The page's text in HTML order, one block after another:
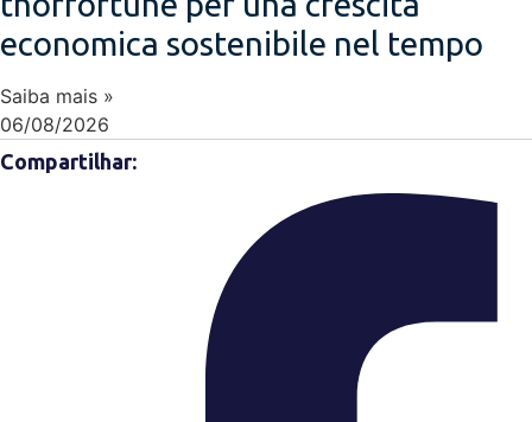
economica sostenibile nel tempo
Saiba mais »
06/08/2026
Compartilhar: